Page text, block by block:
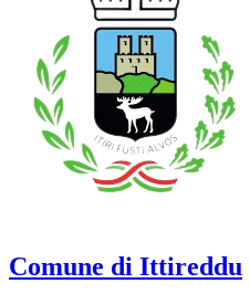
Comune di Ittireddu